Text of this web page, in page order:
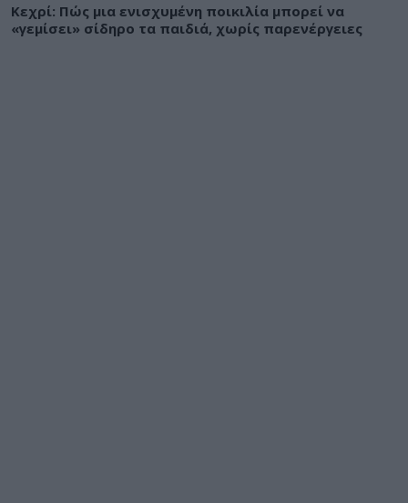
Κεχρί: Πώς μια ενισχυμένη ποικιλία μπορεί να
«γεμίσει» σίδηρο τα παιδιά, χωρίς παρενέργειες